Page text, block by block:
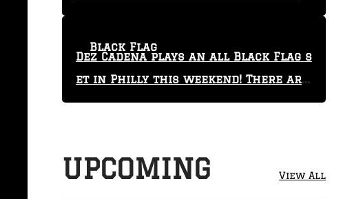
Dez Cadena plays an all Black Flag s
et in Philly this weekend! There are
only 29 tickets left!
Black Flag
UPCOMING View All